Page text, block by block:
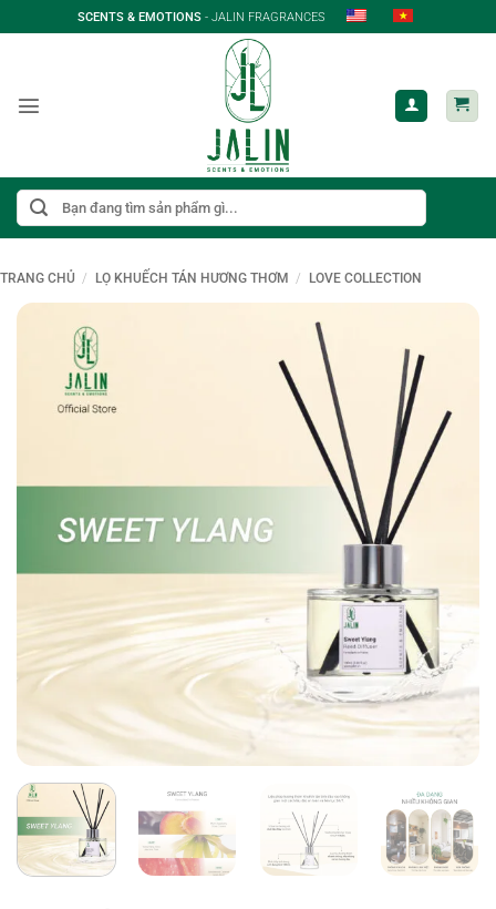
qua
SCENTS & EMOTIONS - JALIN FRAGRANCES
Tìm
kiếm:
TRANG CHỦ / LỌ KHUẾCH TÁN HƯƠNG THƠM / LOVE COLLECTION